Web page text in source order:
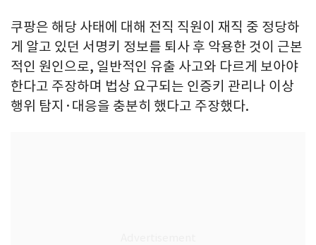
쿠팡은 해당 사태에 대해 전직 직원이 재직 중 정당하
게 알고 있던 서명키 정보를 퇴사 후 악용한 것이 근본
적인 원인으로, 일반적인 유출 사고와 다르게 보아야
한다고 주장하며 법상 요구되는 인증키 관리나 이상
행위 탐지·대응을 충분히 했다고 주장했다.